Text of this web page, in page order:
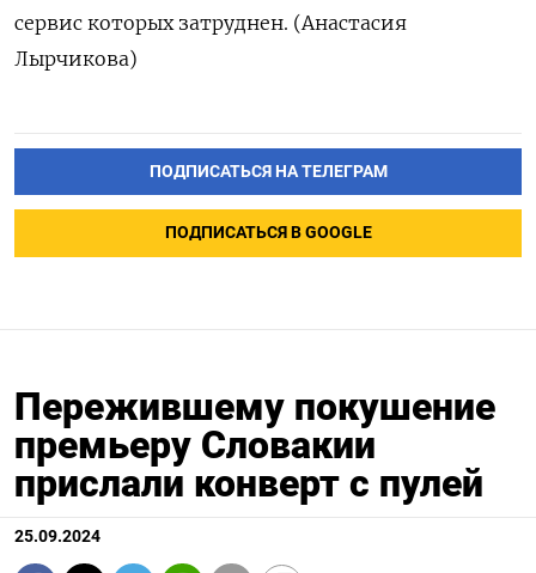
сервис которых затруднен. (Анастасия
Лырчикова)
ПОДПИСАТЬСЯ НА ТЕЛЕГРАМ
ПОДПИСАТЬСЯ В GOOGLE
Пережившему покушение
премьеру Словакии
прислали конверт с пулей
25.09.2024